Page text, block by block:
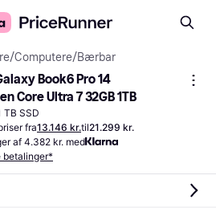
/Computere/Bærbar
Book6 Pro 14
Core Ultra 7 32GB 1TB
TB SSD
fra13.146 kr.til21.299 kr.
af 4.382 kr. med
betalinger*